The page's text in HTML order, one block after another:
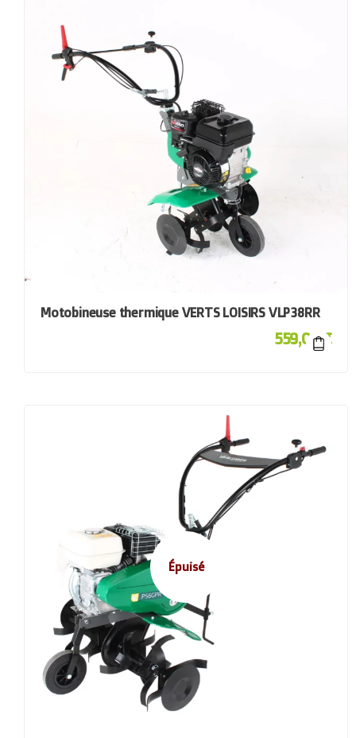
Motobineuse thermique VERTS LOISIRS VLP38RR
559,00€
Épuisé